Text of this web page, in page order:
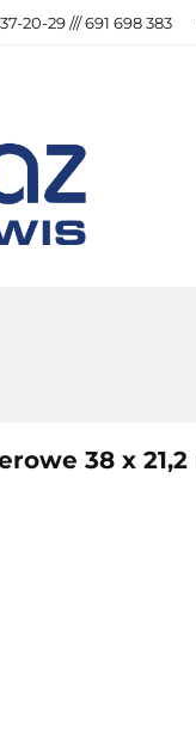
20-29 /// 691 698 383
38 x